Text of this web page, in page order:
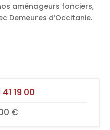
aménageurs fonciers,
Demeures d’Occitanie.
19 00
€